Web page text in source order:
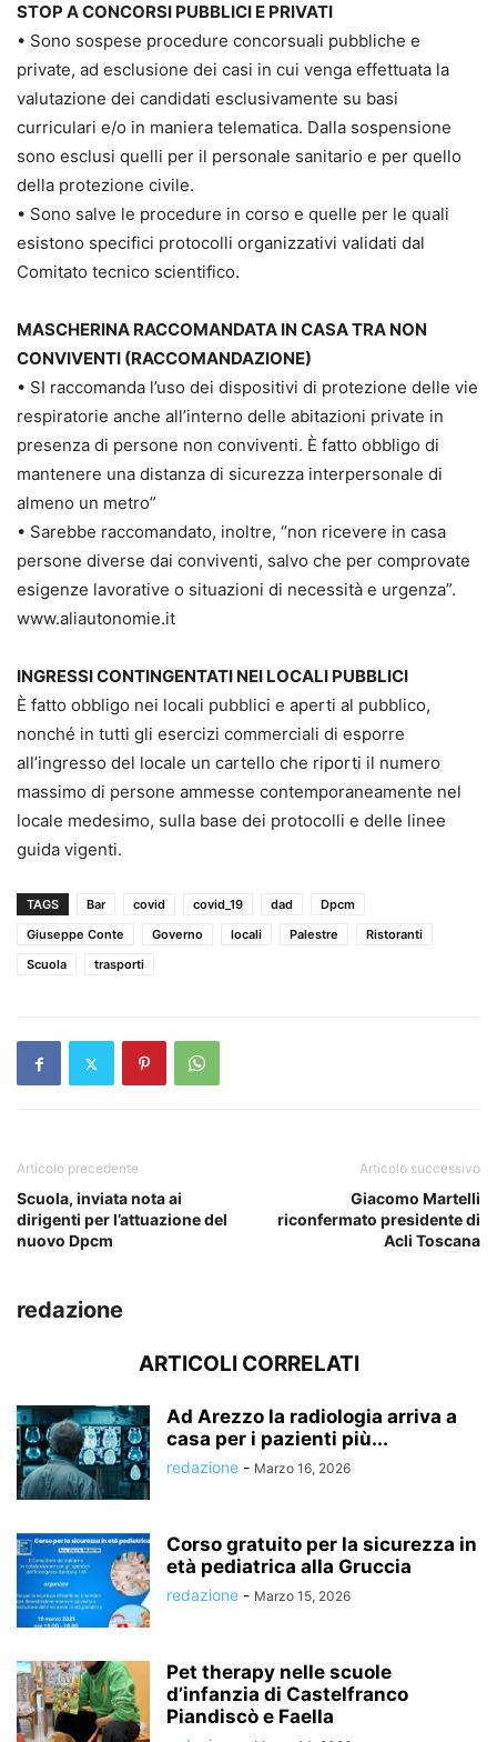
STOP A CONCORSI PUBBLICI E PRIVATI
• Sono sospese procedure concorsuali pubbliche e
private, ad esclusione dei casi in cui venga effettuata la
valutazione dei candidati esclusivamente su basi
curriculari e/o in maniera telematica. Dalla sospensione
sono esclusi quelli per il personale sanitario e per quello
della protezione civile.
• Sono salve le procedure in corso e quelle per le quali
esistono specifici protocolli organizzativi validati dal
Comitato tecnico scientifico.
MASCHERINA RACCOMANDATA IN CASA TRA NON
CONVIVENTI (RACCOMANDAZIONE)
• SI raccomanda l’uso dei dispositivi di protezione delle vie
respiratorie anche all’interno delle abitazioni private in
presenza di persone non conviventi. È fatto obbligo di
mantenere una distanza di sicurezza interpersonale di
almeno un metro”
• Sarebbe raccomandato, inoltre, “non ricevere in casa
persone diverse dai conviventi, salvo che per comprovate
esigenze lavorative o situazioni di necessità e urgenza”.
www.aliautonomie.it
INGRESSI CONTINGENTATI NEI LOCALI PUBBLICI
È fatto obbligo nei locali pubblici e aperti al pubblico,
nonché in tutti gli esercizi commerciali di esporre
all’ingresso del locale un cartello che riporti il numero
massimo di persone ammesse contemporaneamente nel
locale medesimo, sulla base dei protocolli e delle linee
guida vigenti.
TAGS Bar covid covid_19 dad
Dpcm
Giuseppe Conte
Governo locali Palestre
Ristoranti
Scuola
trasporti
Articolo precedente
Scuola, inviata nota ai
dirigenti per l’attuazione del
nuovo Dpcm
Articolo successivo
Giacomo Martelli
riconfermato presidente di
Acli Toscana
redazione
ARTICOLI CORRELATI
Ad Arezzo la radiologia arriva a
casa per i pazienti più...
redazione - Marzo 16, 2026
Corso gratuito per la sicurezza in
età pediatrica alla Gruccia
redazione - Marzo 15, 2026
Pet therapy nelle scuole
d’infanzia di Castelfranco
Piandiscò e Faella